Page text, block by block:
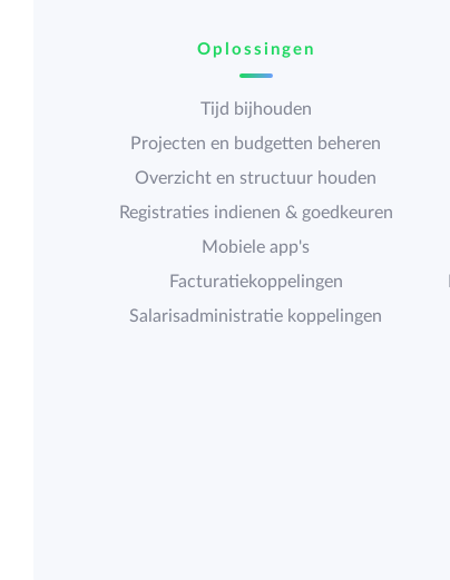
Oplossingen
Tijd bijhouden
Projecten en budgetten beheren
Overzicht en structuur houden
Registraties indienen & goedkeuren
Mobiele app's
Facturatiekoppelingen
Salarisadministratie koppelingen